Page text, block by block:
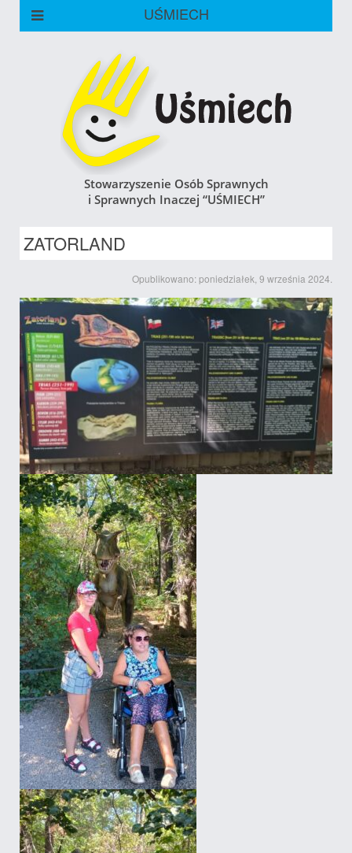
UŚMIECH
Stowarzyszenie Osób Sprawnych
i Sprawnych Inaczej “UŚMIECH”
ZATORLAND
Opublikowano: poniedziałek, 9 września 2024.